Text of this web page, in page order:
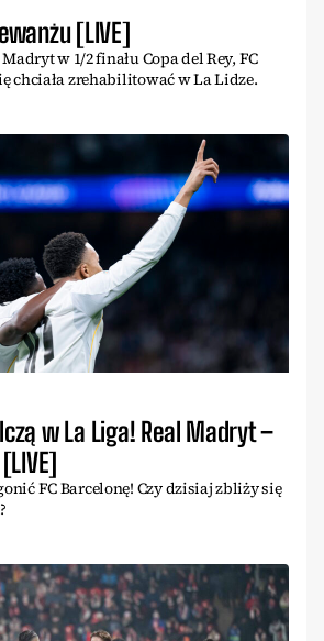
[LIVE]
w 1/2 finału Copa del Rey, FC
chciała zrehabilitować w La Lidze.
w La Liga! Real Madryt –
FC Barcelonę! Czy dzisiaj zbliży się